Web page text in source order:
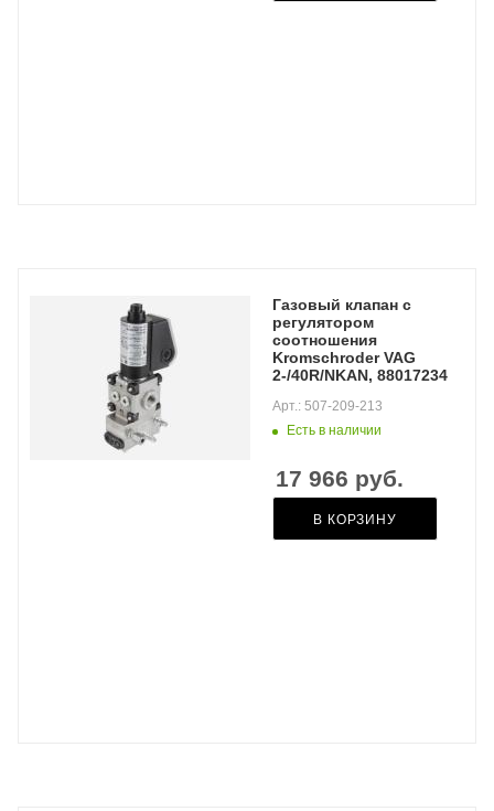
Газовый клапан с
регулятором
соотношения
Kromschroder VAG
2-/40R/NKAN, 88017234
Есть в наличии
Арт.: 507-209-213
17 966 руб.
В КОРЗИНУ